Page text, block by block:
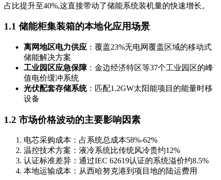
占比提升至40%,这直接带动了储能系统装机量的快速增长。
1.1 储能柜集装箱的本地化应用场景
离网地区电力供应 ：覆盖23%无电网覆盖区域的移动式
储能解决方案
工业园区应急保障：金边经济特区等37个工业园区的峰
值电价缓冲系统
光伏配套存储系统：匹配1.2GW太阳能项目的能量时移
设备
1.2 市场价格波动的主要影响因素
电芯采购成本：占系统总成本58%-62%
温控技术方案：液冷系统比传统风冷贵约12%
认证标准差异：通过IEC 62619认证的系统溢价约8.5%
本地运输成本：从西哈努克港到项目地的陆运费用